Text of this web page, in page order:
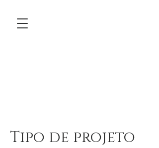
Tipo de projeto